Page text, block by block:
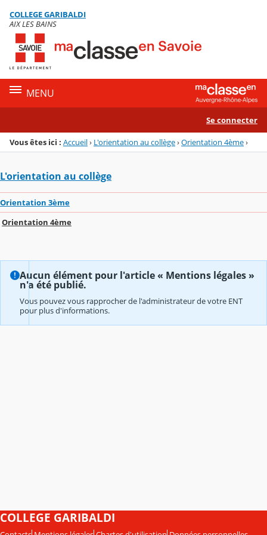
Menu de la rubrique
Contenu
COLLEGE GARIBALDI
AIX LES BAINS
MENU
Se connecter
Vous êtes ici : Accueil› L'orientation au collège›Orientation 4ème›
L'orientation au collège
Orientation 3ème
Orientation 4ème
Aucun élément pour l'article « Mentions légales »
n'a été publié.
Vous pouvez vous rapprocher de l'administrateur de votre ENT
pour plus d'informations.
COLLEGE GARIBALDI